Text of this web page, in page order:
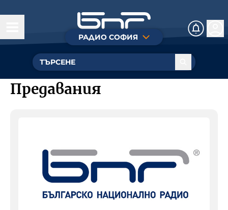
РАДИО СОФИЯ
Днес
Акценти от програмата
Предавания
Ритъмът на столицата
Мюзик пойнт
Събуди се, София
За нас
Контакти
Предавания